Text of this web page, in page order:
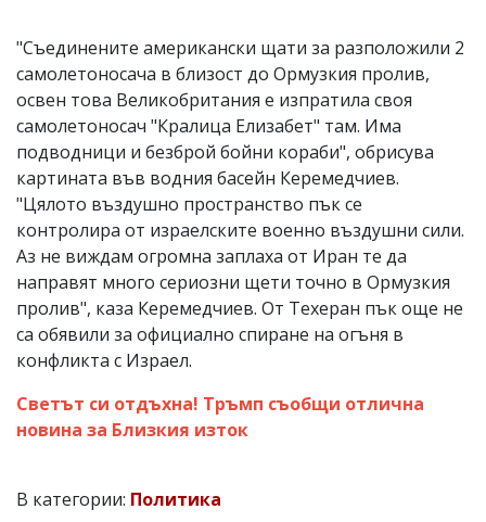
"Съединените американски щати за разположили 2
самолетоносача в близост до Ормузкия пролив,
освен това Великобритания е изпратила своя
самолетоносач "Кралица Елизабет" там. Има
подводници и безброй бойни кораби", обрисува
картината във водния басейн Керемедчиев.
"Цялото въздушно пространство пък се
контролира от израелските военно въздушни сили.
Аз не виждам огромна заплаха от Иран те да
направят много сериозни щети точно в Ормузкия
пролив", каза Керемедчиев. От Техеран пък още не
са обявили за официално спиране на огъня в
конфликта с Израел.
Светът си отдъхна! Тръмп съобщи отлична
новина за Близкия изток
В категории: Политика